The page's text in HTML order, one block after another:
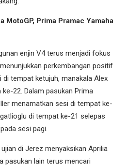
MotoGP, Prima Pramac Yamaha
enjin V4 terus menjadi fokus
perkembangan positif
tempat ketujuh, manakala Alex
22. Dalam pasukan Prima
menamatkan sesi di tempat ke-
di tempat ke-21 selepas
sesi pagi.
di Jerez menyaksikan Aprilia
pasukan lain terus mencari